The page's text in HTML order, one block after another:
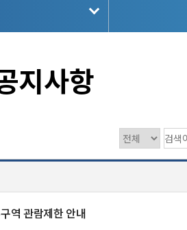
지사항
역 관람제한 안내